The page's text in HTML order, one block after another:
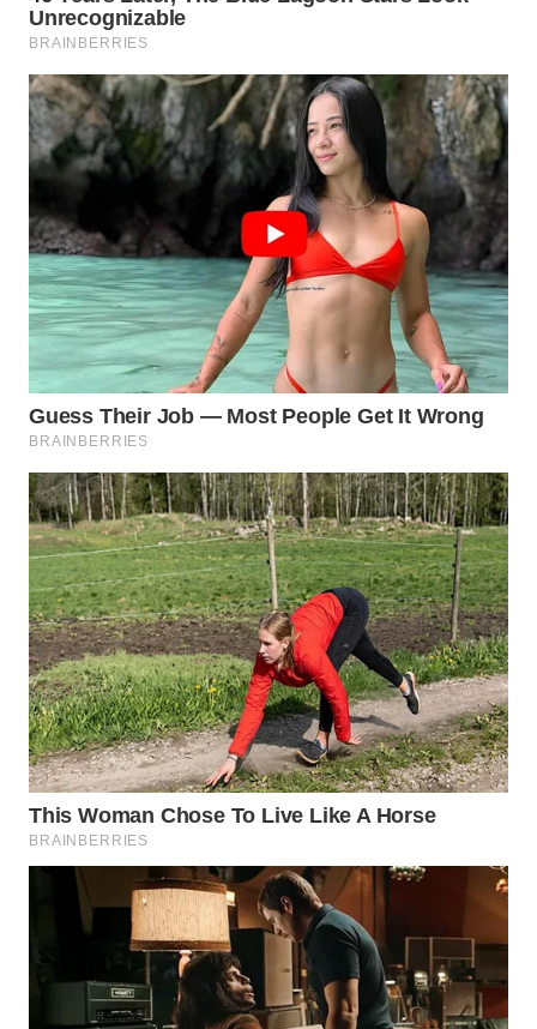
MADURA
WN
SURABAYA
WN
NATUNA
WN
BINTAN
WN
MANDALIKA
WN
WN
LABUANBAJO
WN
BORNEO
Wahana
Media
Group
WAHANA
NEWS
WAHANA
TANI
ADVOKAT